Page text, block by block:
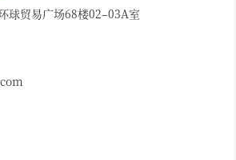
球贸易广场68楼02–03A室